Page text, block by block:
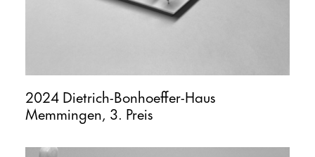
2024 Dietrich-Bonhoeffer-Haus
Memmingen, 3. Preis